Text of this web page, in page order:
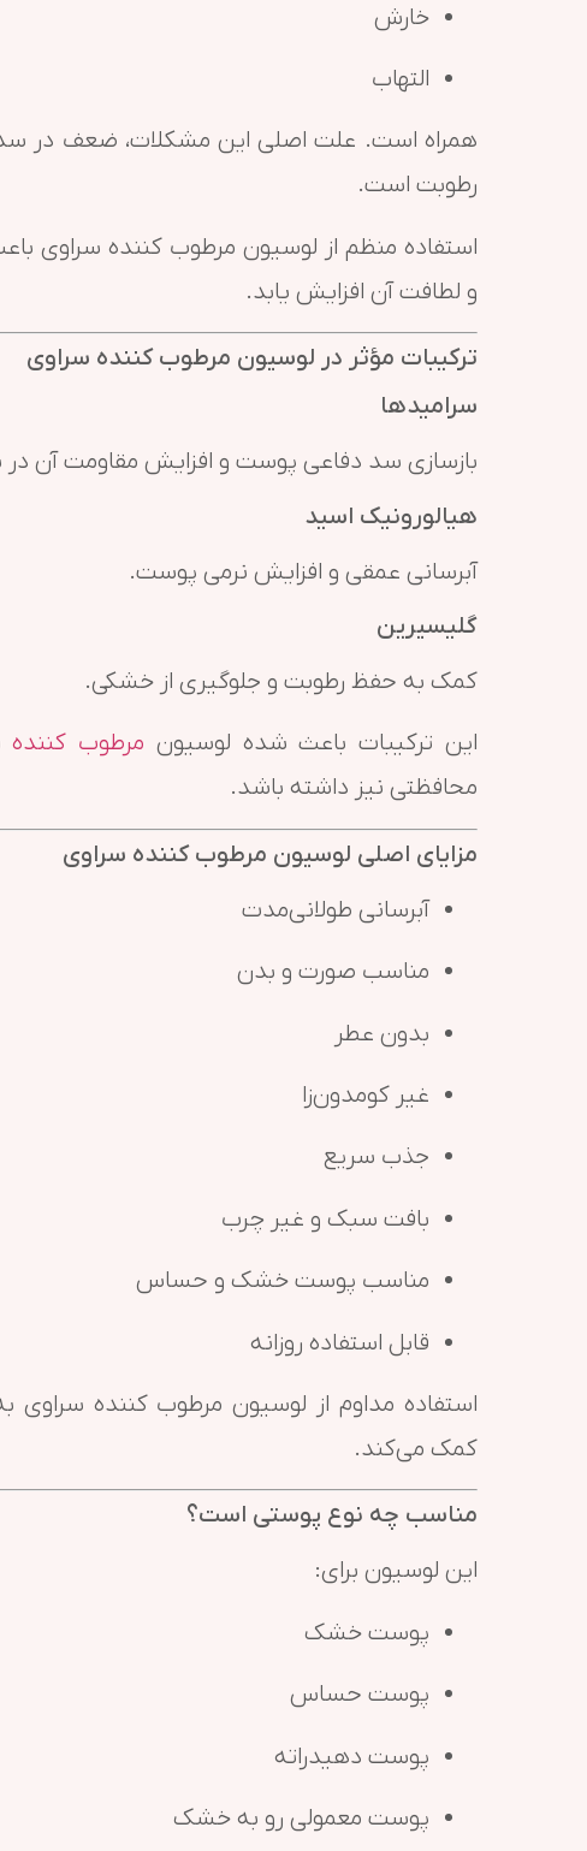
خارش
التهاب
همراه است. علت اصلی این مشکلات، ضعف در
رطوبت است.
استفاده منظم از لوسیون مرطوب کننده
و لطافت آن افزایش یابد.
ترکیبات مؤثر در لوسیون مرطوب کننده سراوی
سرامیدها
بازسازی سد دفاعی پوست و افزایش مقاومت آن در
هیالورونیک اسید
آبرسانی عمقی و افزایش نرمی پوست.
گلیسیرین
کمک به حفظ رطوبت و جلوگیری از خشکی.
این ترکیبات باعث شده لوسیون مرطوب کننده
محافظتی نیز داشته باشد.
مزایای اصلی لوسیون مرطوب کننده سراوی
آبرسانی طولانی‌مدت
مناسب صورت و بدن
بدون عطر
غیر کومدون‌زا
جذب سریع
بافت سبک و غیر چرب
مناسب پوست خشک و حساس
قابل استفاده روزانه
استفاده مداوم از لوسیون مرطوب کننده
کمک می‌کند.
مناسب چه نوع پوستی است؟
این لوسیون برای:
پوست خشک
پوست حساس
پوست دهیدراته
پوست معمولی رو به خشک